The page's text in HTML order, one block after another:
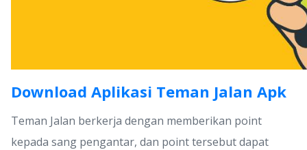
Download Aplikasi Teman Jalan Apk
Teman Jalan berkerja dengan memberikan point
kepada sang pengantar, dan point tersebut dapat